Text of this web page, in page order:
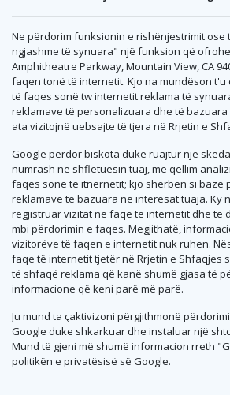
Ne përdorim funksionin e rishënjestrimit ose
ngjashme të synuara" një funksion që
Amphitheatre Parkway, Mountain View, CA
faqen tonë të internetit. Kjo na mundëson
të faqes sonë tw internetit reklama të
reklamave të personalizuara dhe të
ata vizitojnë uebsajte të tjera në Rrjetin e
Google përdor biskota duke ruajtur një
numrash në shfletuesin tuaj, me qëllim
faqes sonë të itnernetit; kjo shërben si bazë
reklamave të bazuara në interesat tuaja. Ky
regjistruar vizitat në faqe të internetit dhe të
mbi përdorimin e faqes. Megjithatë,
vizitorëve të faqen e internetit nuk ruhen.
faqe të internetit tjetër në Rrjetin e Shfaqjes
të shfaqë reklama që kanë shumë gjasa të
informacione që keni parë më parë.
Ju mund ta çaktivizoni përgjithmonë
Google duke shkarkuar dhe instaluar një
Mund të gjeni më shumë informacion rreth
politikën e privatësisë së Google.